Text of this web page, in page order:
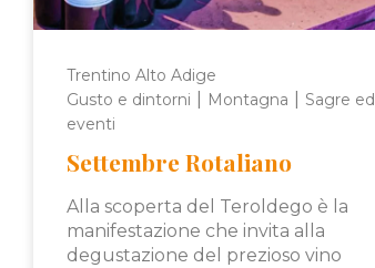
Trentino Alto Adige
Gusto e dintorni
Montagna
Sagre ed
eventi
Settembre Rotaliano
Alla scoperta del Teroldego è la
manifestazione che invita alla
degustazione del prezioso vino